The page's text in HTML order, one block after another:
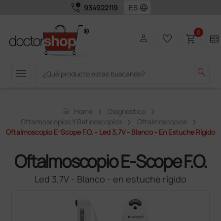
call_quality 934922119 language
menu search
person favorite_border shopping_cart0 two_pager
home Home
Diagnóstico
Oftalmoscopios Y Retinoscopios
Oftalmoscopios
Oftalmoscopio E-Scope F.O. - Led 3,7V - Blanco - En Estuche Rígido
Oftalmoscopio E-Scope F.O.
Led 3,7V - Blanco - en estuche rígido